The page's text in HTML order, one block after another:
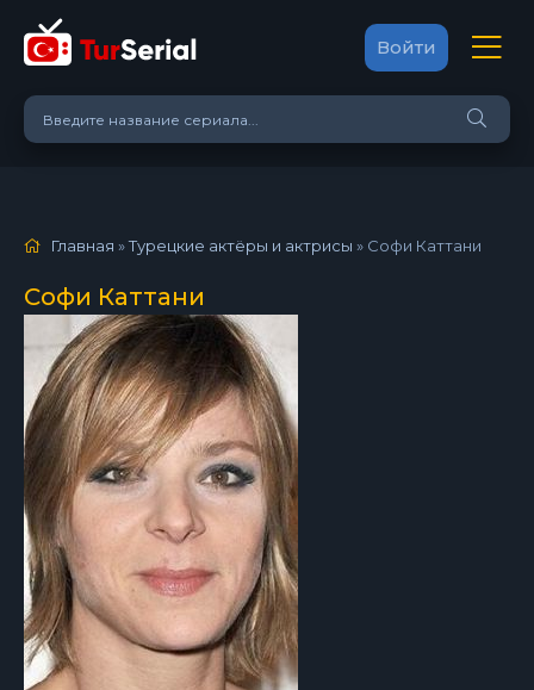
Войти
Главная »Турецкие актёры и актрисы » Софи Каттани
Софи Каттани